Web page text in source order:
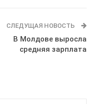
СЛЕДУЩАЯ НОВОСТЬ
В Молдове выросла
средняя зарплата